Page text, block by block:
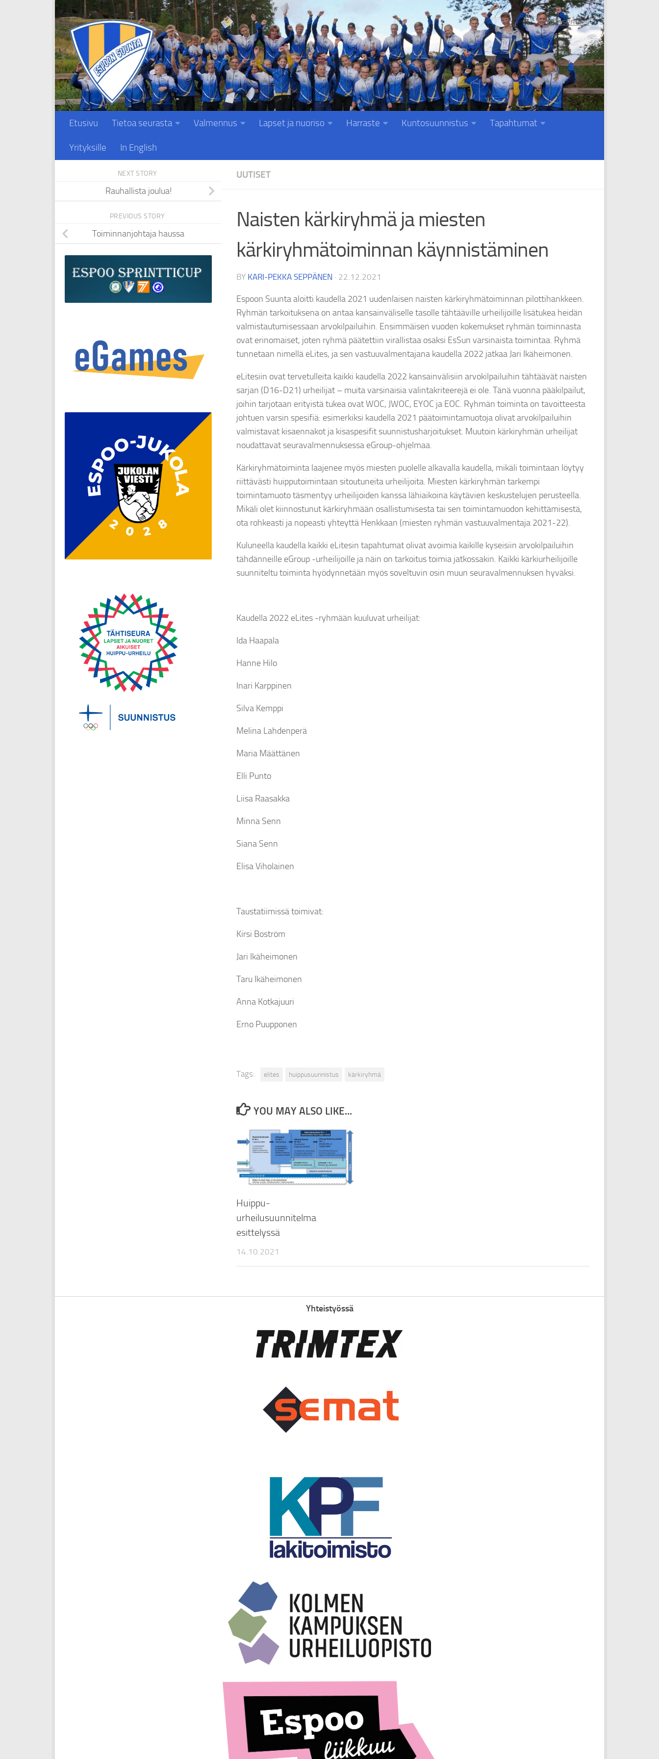
Skip to content
Liity jäseneksi
Etusivu Tietoa seurasta Valmennus Lapset ja nuoriso Harraste Kuntosuunnistus Tapahtumat
Yrityksille In English
UUTISET
Naisten kärkiryhmä ja miesten
kärkiryhmätoiminnan käynnistäminen
BY KARI-PEKKA SEPPÄNEN · 22.12.2021
Espoon Suunta aloitti kaudella 2021 uudenlaisen naisten kärkiryhmätoiminnan pilottihankkeen.
Ryhmän tarkoituksena on antaa kansainväliselle tasolle tähtääville urheilijoille lisätukea heidän
valmistautumisessaan arvokilpailuihin. Ensimmäisen vuoden kokemukset ryhmän toiminnasta
ovat erinomaiset, joten ryhmä päätettiin virallistaa osaksi EsSun varsinaista toimintaa. Ryhmä
tunnetaan nimellä eLites, ja sen vastuuvalmentajana kaudella 2022 jatkaa Jari Ikäheimonen.
eLitesiin ovat tervetulleita kaikki kaudella 2022 kansainvälisiin arvokilpailuihin tähtäävät naisten
sarjan (D16-D21) urheilijat – muita varsinaisia valintakriteerejä ei ole. Tänä vuonna pääkilpailut,
joihin tarjotaan erityistä tukea ovat WOC, JWOC, EYOC ja EOC. Ryhmän toiminta on tavoitteesta
johtuen varsin spesifiä: esimerkiksi kaudella 2021 päätoimintamuotoja olivat arvokilpailuihin
valmistavat kisaennakot ja kisaspesifit suunnistusharjoitukset. Muutoin kärkiryhmän urheilijat
noudattavat seuravalmennuksessa eGroup-ohjelmaa.
Kärkiryhmätoiminta laajenee myös miesten puolelle alkavalla kaudella, mikäli toimintaan löytyy
riittävästi huipputoimintaan sitoutuneita urheilijoita. Miesten kärkiryhmän tarkempi
toimintamuoto täsmentyy urheilijoiden kanssa lähiaikoina käytävien keskustelujen perusteella.
Mikäli olet kiinnostunut kärkiryhmään osallistumisesta tai sen toimintamuodon kehittämisestä,
ota rohkeasti ja nopeasti yhteyttä Henkkaan (miesten ryhmän vastuuvalmentaja 2021-22).
Kuluneella kaudella kaikki eLitesin tapahtumat olivat avoimia kaikille kyseisiin arvokilpailuihin
tähdänneille eGroup -urheilijoille ja näin on tarkoitus toimia jatkossakin. Kaikki kärkiurheilijoille
suunniteltu toiminta hyödynnetään myös soveltuvin osin muun seuravalmennuksen hyväksi.
Kaudella 2022 eLites -ryhmään kuuluvat urheilijat:
Ida Haapala
Hanne Hilo
Inari Karppinen
Silva Kemppi
Melina Lahdenperä
Maria Määttänen
Elli Punto
Liisa Raasakka
Minna Senn
Siana Senn
Elisa Viholainen
Taustatiimissä toimivat:
Kirsi Boström
Jari Ikäheimonen
Taru Ikäheimonen
Anna Kotkajuuri
Erno Puupponen
Tags: elites huippusuunnistus kärkiryhmä
YOU MAY ALSO LIKE...
Huippu-
urheilusuunnitelma
esittelyssä
14.10.2021
NEXT STORY
Rauhallista joulua!
PREVIOUS STORY
Toiminnanjohtaja haussa
Yhteistyössä